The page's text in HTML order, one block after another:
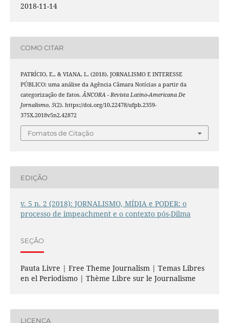
2018-11-14
COMO CITAR
PATRÍCIO, E., & VIANA, L. (2018). JORNALISMO E INTERESSE
PÚBLICO: uma análise da Agência Câmara Notícias a partir da
categorização de fatos.ÂNCORA - Revista Latino-Americana De
Jornalismo, 5(2). https://doi.org/10.22478/ufpb.2359-
375X.2018v5n2.42872
Fomatos de Citação
EDIÇÃO
v. 5 n. 2 (2018): JORNALISMO, MÍDIA e PODER: o
processo de impeachment e o contexto pós-Dilma
SEÇÃO
Pauta Livre | Free Theme Journalism | Temas Libres
en el Periodismo | Thème Libre sur le Journalisme
LICENÇA